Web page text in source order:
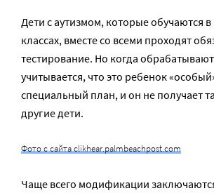
Дети с аутизмом, которые обучаются
классах, вместе со всеми проходят
тестирование. Но когда
учитывается, что это ребенок
специальный план, и он не получает
другие дети.
Фото с сайта clikhear.palmbeachpost.com
Чаще всего модификации